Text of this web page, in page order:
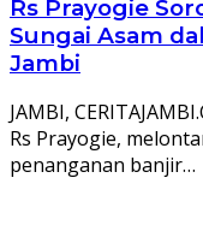
Rs Prayogie
Sungai Asam
Jambi
JAMBI,
Rs Prayogie,
penanganan banjir…